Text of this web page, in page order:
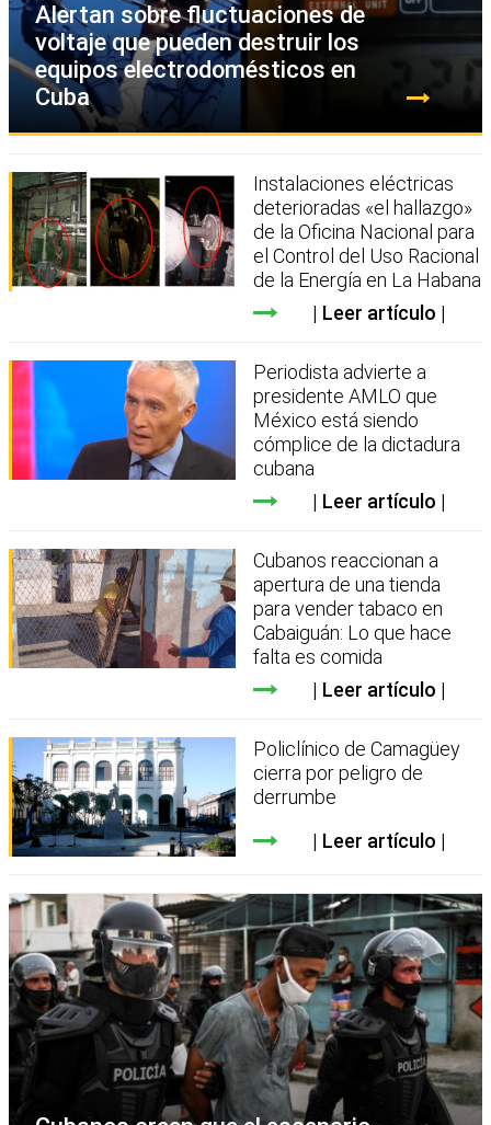
Alertan sobre fluctuaciones de
voltaje que pueden destruir los
equipos electrodomésticos en
Cuba
Instalaciones eléctricas
deterioradas «el hallazgo»
de la Oficina Nacional para
el Control del Uso Racional
de la Energía en La Habana
Leer artículo
Periodista advierte a
presidente AMLO que
México está siendo
cómplice de la dictadura
cubana
Leer artículo
Cubanos reaccionan a
apertura de una tienda
para vender tabaco en
Cabaiguán: Lo que hace
falta es comida
Leer artículo
Policlínico de Camagüey
cierra por peligro de
derrumbe
Leer artículo